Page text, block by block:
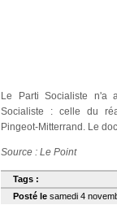
Le Parti Socialiste n'a
Socialiste : celle du
Pingeot-Mitterrand. Le
Source : Le Point
Tags :
Posté le samedi 4